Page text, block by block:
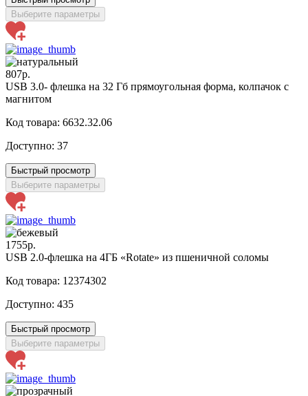
Выберите параметры
807р.
USB 3.0- флешка на 32 Гб прямоугольная форма, колпачок с
магнитом
Код товара: 6632.32.06
Доступно: 37
Быстрый просмотр
Выберите параметры
1755р.
USB 2.0-флешка на 4ГБ «Rotate» из пшеничной соломы
Код товара: 12374302
Доступно: 435
Быстрый просмотр
Выберите параметры